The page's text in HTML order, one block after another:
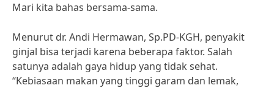
Mari kita bahas bersama-sama.
Menurut dr. Andi Hermawan, Sp.PD-KGH, penyakit
ginjal bisa terjadi karena beberapa faktor. Salah
satunya adalah gaya hidup yang tidak sehat.
“Kebiasaan makan yang tinggi garam dan lemak,